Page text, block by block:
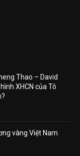
Thao – David
XHCN của Tô
vàng Việt Nam